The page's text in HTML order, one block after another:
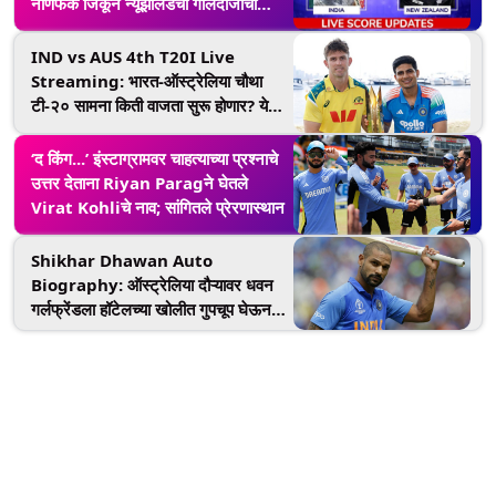
निर्णय, पहा स्कोर
IND vs AUS 4th T20I Live
Streaming: भारत-ऑस्ट्रेलिया चौथा
टी-२० सामना किती वाजता सुरू होणार? येथे
'फ्री'मध्ये पाहा LIVE!
‘द किंग...’ इंस्टाग्रामवर चाहत्याच्या प्रश्नाचे
उत्तर देताना Riyan Paragने घेतले
Virat Kohliचे नाव; सांगितले प्रेरणास्थान
Shikhar Dhawan Auto
Biography: ऑस्ट्रेलिया दौऱ्यावर धवन
गर्लफ्रेंडला हॉटेलच्या खोलीत गुपचूप घेऊन
जायचा; रोहित मोठा वैतागयचा